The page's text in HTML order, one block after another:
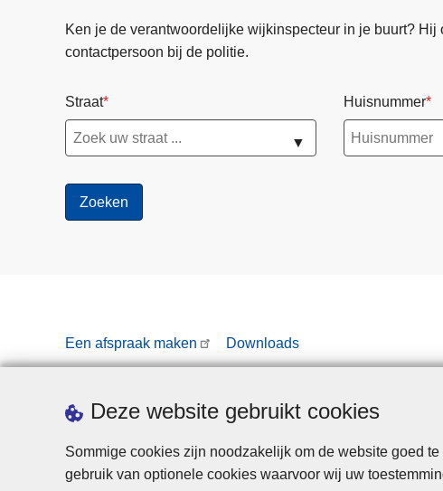
Deze website gebruikt cookies
Sommige cookies zijn noodzakelijk om de website goed
gebruik van optionele cookies waarvoor wij uw
Ken je de verantwoordelijke wijkinspecteur in je buurt? Hij
contactpersoon bij de politie.
Straat
▼
Huisnummer
Een afspraak maken Downloads